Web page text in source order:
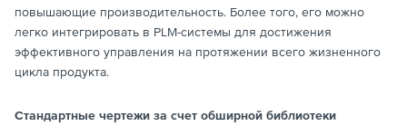
повышающие производительность. Более того, его можно
легко интегрировать в PLM-системы для достижения
эффективного управления на протяжении всего жизненного
цикла продукта.
Стандартные чертежи за счет обширной библиотеки